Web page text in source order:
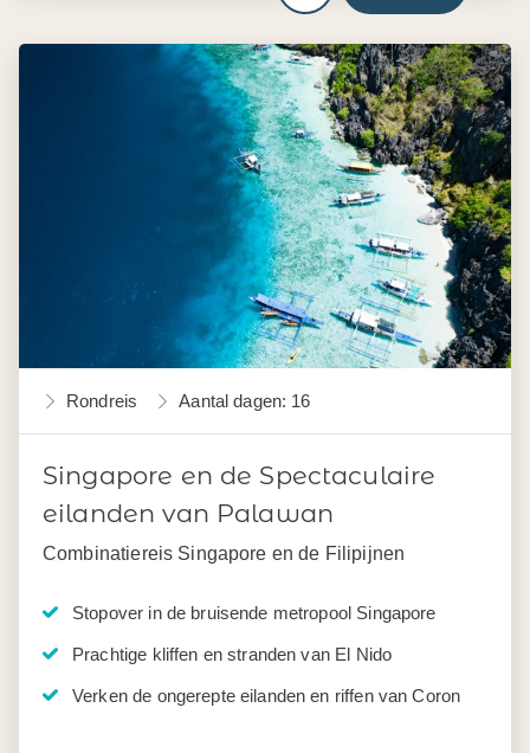
Rondreis Aantal dagen: 16
Singapore en de Spectaculaire
eilanden van Palawan
Combinatiereis Singapore en de Filipijnen
Stopover in de bruisende metropool Singapore
Prachtige kliffen en stranden van El Nido
Verken de ongerepte eilanden en riffen van Coron